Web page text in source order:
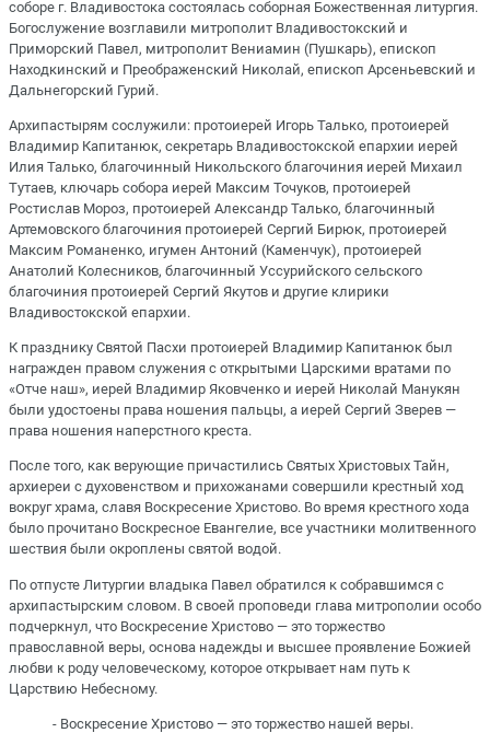
соборе г. Владивостока состоялась соборная Божественная литургия.
Богослужение возглавили митрополит Владивостокский и
Приморский Павел, митрополит Вениамин (Пушкарь), епископ
Находкинский и Преображенский Николай, епископ Арсеньевский и
Дальнегорский Гурий.
Архипастырям сослужили: протоиерей Игорь Талько, протоиерей
Владимир Капитанюк, секретарь Владивостокской епархии иерей
Илия Талько, благочинный Никольского благочиния иерей Михаил
Тутаев, ключарь собора иерей Максим Точуков, протоиерей
Ростислав Мороз, протоиерей Александр Талько, благочинный
Артемовского благочиния протоиерей Сергий Бирюк, протоиерей
Максим Романенко, игумен Антоний (Каменчук), протоиерей
Анатолий Колесников, благочинный Уссурийского сельского
благочиния протоиерей Сергий Якутов и другие клирики
Владивостокской епархии.
К празднику Святой Пасхи протоиерей Владимир Капитанюк был
награжден правом служения с открытыми Царскими вратами по
«Отче наш», иерей Владимир Яковченко и иерей Николай Манукян
были удостоены права ношения пальцы, а иерей Сергий Зверев —
права ношения наперстного креста.
После того, как верующие причастились Святых Христовых Тайн,
архиереи с духовенством и прихожанами совершили крестный ход
вокруг храма, славя Воскресение Христово. Во время крестного хода
было прочитано Воскресное Евангелие, все участники молитвенного
шествия были окроплены святой водой.
По отпусте Литургии владыка Павел обратился к собравшимся с
архипастырским словом. В своей проповеди глава митрополии особо
подчеркнул, что Воскресение Христово — это торжество
православной веры, основа надежды и высшее проявление Божией
любви к роду человеческому, которое открывает нам путь к
Царствию Небесному.
- Воскресение Христово — это торжество нашей веры.